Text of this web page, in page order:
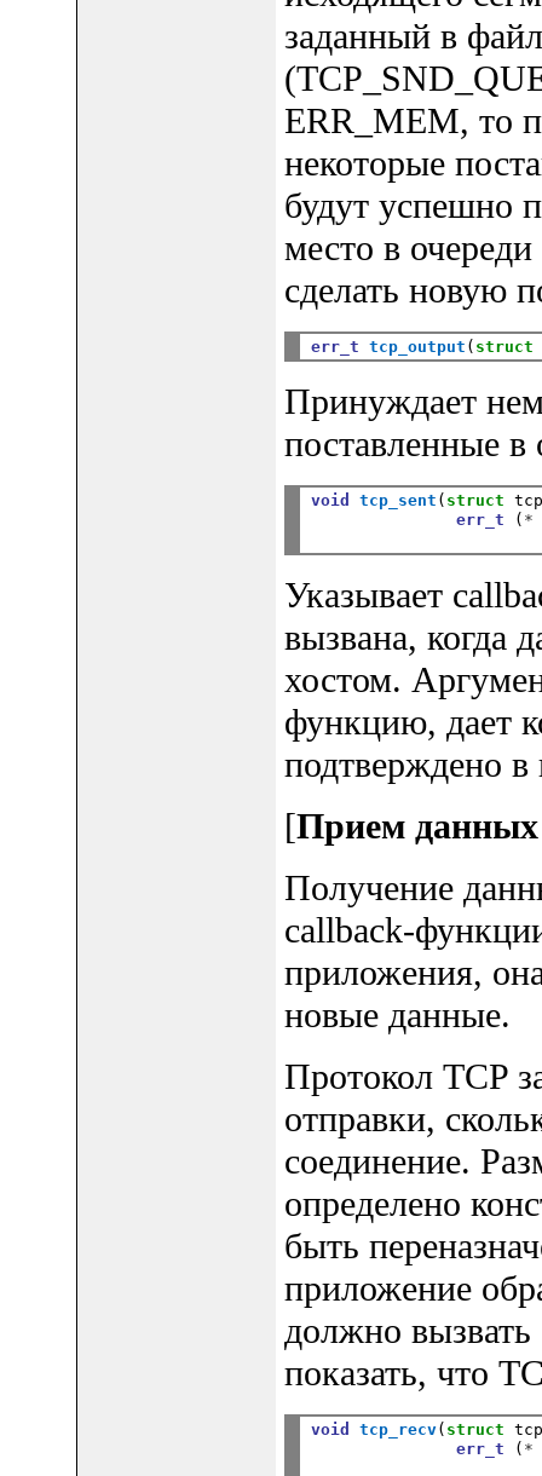
заданный в
ERR_MEM, то
некоторые
будут успешно
место в
сделать новую
err_t tcp_output ( struct
Принуждает
поставленные в
void tcp_sent ( struct
err_t ( *
Указывает
вызвана, когда
хостом.
функцию, дает
подтверждено
[Прием
Получение
callback-
приложения,
новые данные.
Протокол TCP
отправки,
соединение.
определено
быть
приложение
должно
показать, что
void tcp_recv( struct
err_t ( *